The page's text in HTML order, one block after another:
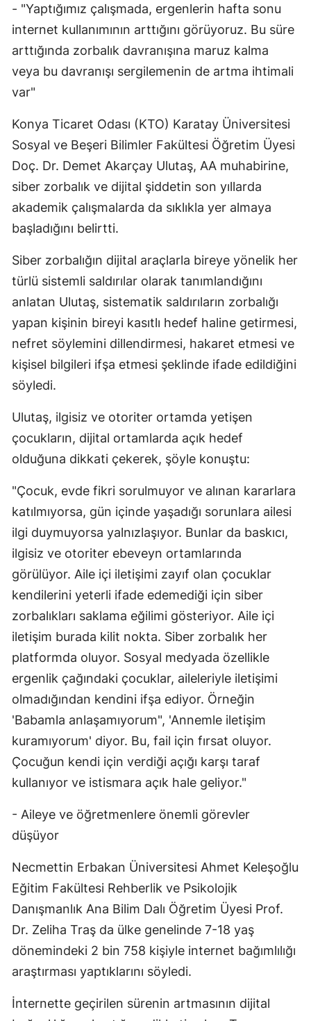
Hakkari
Hatay
Isparta
İstanbul
İzmir
Kars
Kırklareli
Kırşehir
Kocaeli
Konya
Malatya
Mardin
Muğla
Muş
Nevşehir
Niğde
Rize
Sakarya
Samsun
Siirt
Sinop
Sivas
Tokat
Trabzon
Tunceli
- "Yaptığımız çalışmada, ergenlerin hafta sonu
internet kullanımının arttığını görüyoruz. Bu süre
arttığında zorbalık davranışına maruz kalma
veya bu davranışı sergilemenin de artma ihtimali
var"
Konya Ticaret Odası (KTO) Karatay Üniversitesi
Sosyal ve Beşeri Bilimler Fakültesi Öğretim Üyesi
Doç. Dr. Demet Akarçay Ulutaş, AA muhabirine,
siber zorbalık ve dijital şiddetin son yıllarda
akademik çalışmalarda da sıklıkla yer almaya
başladığını belirtti.
Siber zorbalığın dijital araçlarla bireye yönelik her
türlü sistemli saldırılar olarak tanımlandığını
anlatan Ulutaş, sistematik saldırıların zorbalığı
yapan kişinin bireyi kasıtlı hedef haline getirmesi,
nefret söylemini dillendirmesi, hakaret etmesi ve
kişisel bilgileri ifşa etmesi şeklinde ifade edildiğini
söyledi.
Ulutaş, ilgisiz ve otoriter ortamda yetişen
çocukların, dijital ortamlarda açık hedef
olduğuna dikkati çekerek, şöyle konuştu:
"Çocuk, evde fikri sorulmuyor ve alınan kararlara
katılmıyorsa, gün içinde yaşadığı sorunlara ailesi
ilgi duymuyorsa yalnızlaşıyor. Bunlar da baskıcı,
ilgisiz ve otoriter ebeveyn ortamlarında
görülüyor. Aile içi iletişimi zayıf olan çocuklar
kendilerini yeterli ifade edemediği için siber
zorbalıkları saklama eğilimi gösteriyor. Aile içi
iletişim burada kilit nokta. Siber zorbalık her
platformda oluyor. Sosyal medyada özellikle
ergenlik çağındaki çocuklar, aileleriyle iletişimi
olmadığından kendini ifşa ediyor. Örneğin
'Babamla anlaşamıyorum", 'Annemle iletişim
kuramıyorum' diyor. Bu, fail için fırsat oluyor.
Çocuğun kendi için verdiği açığı karşı taraf
kullanıyor ve istismara açık hale geliyor."
- Aileye ve öğretmenlere önemli görevler
düşüyor
Necmettin Erbakan Üniversitesi Ahmet Keleşoğlu
Eğitim Fakültesi Rehberlik ve Psikolojik
Danışmanlık Ana Bilim Dalı Öğretim Üyesi Prof.
Dr. Zeliha Traş da ülke genelinde 7-18 yaş
dönemindeki 2 bin 758 kişiyle internet bağımlılığı
araştırması yaptıklarını söyledi.
İnternette geçirilen sürenin artmasının dijital